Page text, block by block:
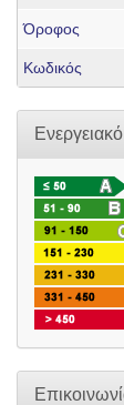
Όροφος
Κωδικός